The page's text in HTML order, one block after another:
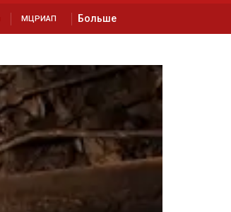
МЦРИАП Больше